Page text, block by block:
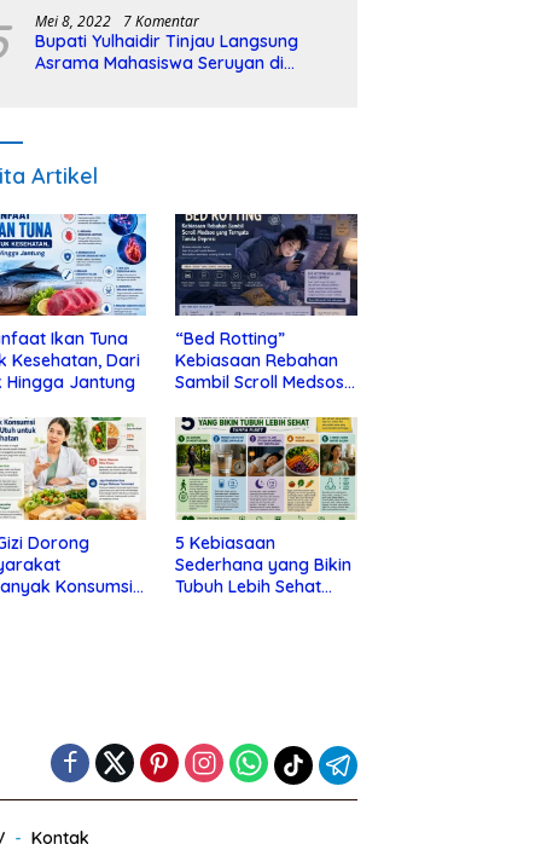
Mei 8, 2022 7 Komentar
Bupati Yulhaidir Tinjau Langsung
Asrama Mahasiswa Seruyan di
Artikel
Ikan Tuna
Kesehatan, Dari
Hingga Jantung
“Bed Rotting”
Kebiasaan Rebahan
Sambil Scroll Medsos
Depresi
Dorong
Konsumsi
5 Kebiasaan
Sederhana yang Bikin
Tubuh Lebih Sehat
Kontak